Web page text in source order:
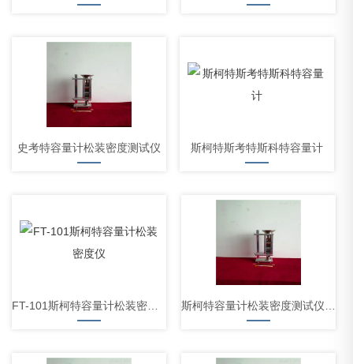
史考特容量计松装密度测试仪 斯柯特斯考特斯科特容量计